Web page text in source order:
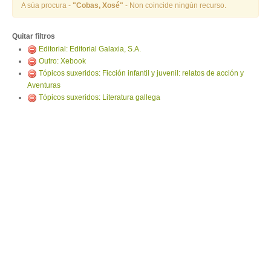
A súa procura - "Cobas, Xosé" - Non coincide ningún recurso.
Quitar filtros
Editorial: Editorial Galaxia, S.A.
Outro: Xebook
Tópicos suxeridos: Ficción infantil y juvenil: relatos de acción y
Aventuras
Tópicos suxeridos: Literatura gallega